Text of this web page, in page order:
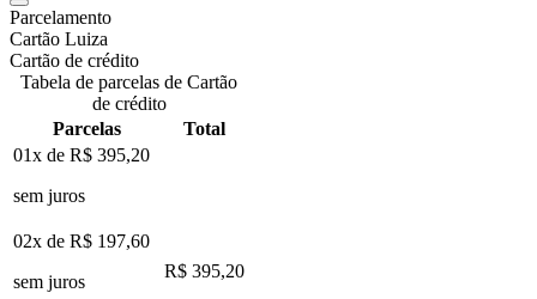
Parcelamento
Cartão Luiza
Cartão de crédito
Tabela de parcelas de Cartão
de crédito
Parcelas
Total
01x de R$ 395,20
sem juros
02x de R$ 197,60
sem juros
R$ 395,20